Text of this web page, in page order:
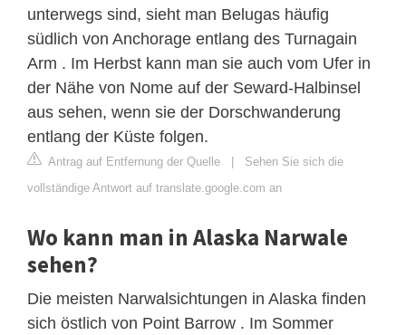
unterwegs sind, sieht man Belugas häufig
südlich von Anchorage entlang des Turnagain
Arm . Im Herbst kann man sie auch vom Ufer in
der Nähe von Nome auf der Seward-Halbinsel
aus sehen, wenn sie der Dorschwanderung
entlang der Küste folgen.
Antrag auf Entfernung der Quelle | Sehen Sie sich die
vollständige Antwort auf translate.google.com an
Wo kann man in Alaska Narwale
sehen?
Die meisten Narwalsichtungen in Alaska finden
sich östlich von Point Barrow . Im Sommer